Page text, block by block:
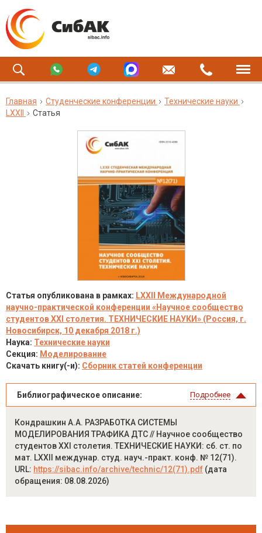
Главная Студенческие конференции
Технические науки
LXXII
Статья
Статья опубликована в рамках: LXXII Международной
научно-практической конференции «Научное сообщество
студентов XXI столетия. ТЕХНИЧЕСКИЕ НАУКИ» (Россия, г.
Новосибирск, 10 декабря 2018 г.)
Наука: Технические науки
Секция: Моделирование
Скачать книгу(-и): Сборник статей конференции
Библиографическое описание: Подробнее
Кондрашкин А.А. РАЗРАБОТКА СИСТЕМЫ
МОДЕЛИРОВАНИЯ ТРАФИКА ДТС // Научное сообщество
студентов XXI столетия. ТЕХНИЧЕСКИЕ НАУКИ: сб. ст. по
мат. LXXII междунар. студ. науч.-практ. конф. № 12(71).
URL: https://sibac.info/archive/technic/12(71).pdf (дата
обращения: 08.08.2026)